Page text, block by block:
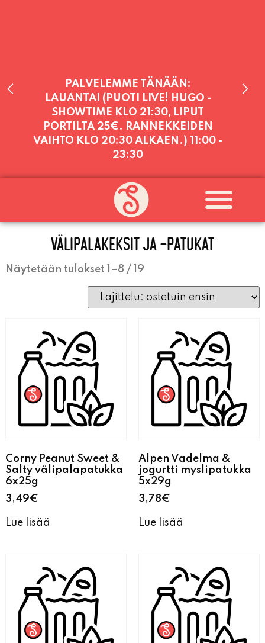
PALVELEMME TÄNÄÄN:
LAUANTAI (PUOTI LIVE! HUGO -
SHOWTIME KLO 21:30, LIPUT
PORTILTA 25€. RANNEKKEIDEN
VAIHTO KLO 20:30 ALKAEN.) 11:00 -
23:30
PALVELEMME PÄIVITTÄIN (MA-SU
KLO 11-21) SUNNUNTAIHIN 16.8.
SAAKKA JONKA JÄLKEEN OLEMME
AVOINNA VIIKONLOPPUISIN (PE-
SU) ELOKUUN LOPPUUN ASTI
LÄMPIMÄSTI TERVETULOA!
VÄLIPALAKEKSIT JA -PATUKAT
Näytetään tulokset 1–8 / 19
Corny Peanut Sweet &
Salty välipalapatukka
6x25g
3,49€
Lue lisää
Alpen Vadelma &
jogurtti myslipatukka
5x29g
3,78€
Lue lisää